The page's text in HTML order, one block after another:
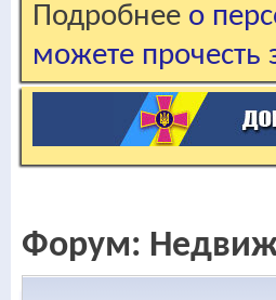
Подробнее о
можете прочесть
Форум: